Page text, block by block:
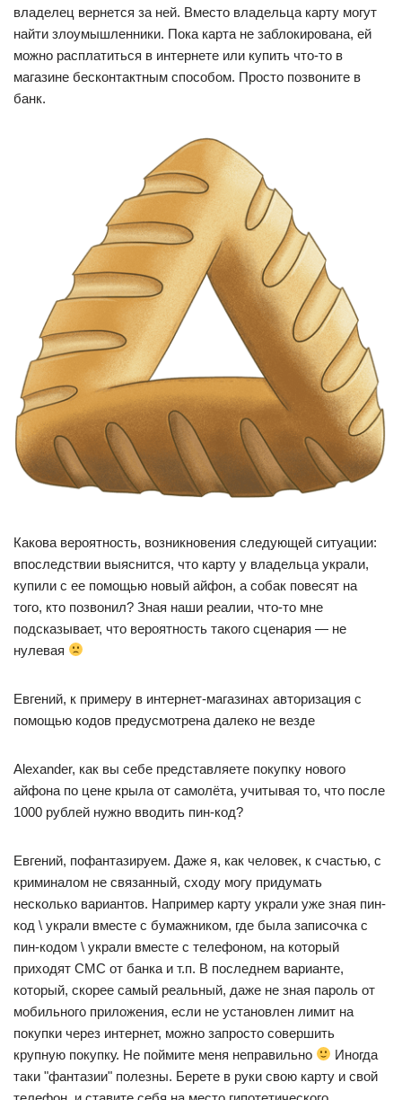
владелец вернется за ней. Вместо владельца карту могут
найти злоумышленники. Пока карта не заблокирована, ей
можно расплатиться в интернете или купить что-то в
магазине бесконтактным способом. Просто позвоните в
банк.
Какова вероятность, возникновения следующей ситуации:
впоследствии выяснится, что карту у владельца украли,
купили с ее помощью новый айфон, а собак повесят на
того, кто позвонил? Зная наши реалии, что-то мне
подсказывает, что вероятность такого сценария — не
нулевая
Евгений, к примеру в интернет-магазинах авторизация с
помощью кодов предусмотрена далеко не везде
Alexander, как вы себе представляете покупку нового
айфона по цене крыла от самолёта, учитывая то, что после
1000 рублей нужно вводить пин-код?
Евгений, пофантазируем. Даже я, как человек, к счастью, с
криминалом не связанный, сходу могу придумать
несколько вариантов. Например карту украли уже зная пин-
код \ украли вместе с бумажником, где была записочка с
пин-кодом \ украли вместе с телефоном, на который
приходят СМС от банка и т.п. В последнем варианте,
который, скорее самый реальный, даже не зная пароль от
мобильного приложения, если не установлен лимит на
покупки через интернет, можно запросто совершить
крупную покупку. Не поймите меня неправильно
Иногда
таки "фантазии" полезны. Берете в руки свою карту и свой